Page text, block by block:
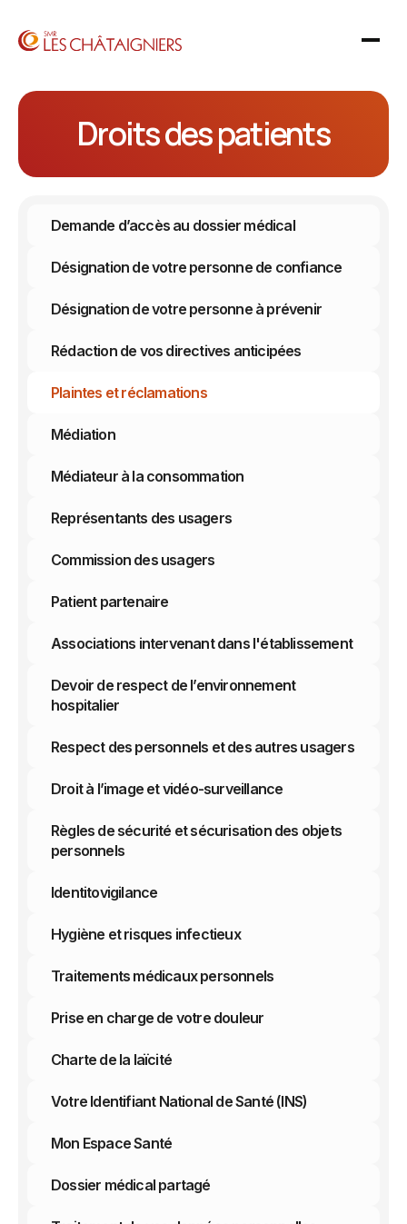
Droits des patients
Demande d’accès au dossier médical
Désignation de votre personne de confiance
Désignation de votre personne à prévenir
Rédaction de vos directives anticipées
Plaintes et réclamations
Médiation
Médiateur à la consommation
Représentants des usagers
Commission des usagers
Patient partenaire
Associations intervenant dans l'établissement
Devoir de respect de l’environnement
hospitalier
Respect des personnels et des autres usagers
Droit à l’image et vidéo-surveillance
Règles de sécurité et sécurisation des objets
personnels
Identitovigilance
Hygiène et risques infectieux
Traitements médicaux personnels
Prise en charge de votre douleur
Charte de la laïcité
Votre Identifiant National de Santé (INS)
Mon Espace Santé
Dossier médical partagé